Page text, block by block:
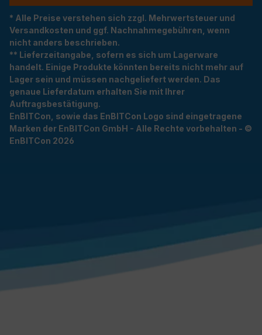
* Alle Preise verstehen sich zzgl. Mehrwertsteuer und
Versandkosten und ggf. Nachnahmegebühren, wenn
nicht anders beschrieben.
** Lieferzeitangabe, sofern es sich um Lagerware
handelt. Einige Produkte könnten bereits nicht mehr auf
Lager sein und müssen nachgeliefert werden. Das
genaue Lieferdatum erhalten Sie mit Ihrer
Auftragsbestätigung.
EnBITCon, sowie das EnBITCon Logo sind eingetragene
Marken der EnBITCon GmbH - Alle Rechte vorbehalten - ©
EnBITCon 2026